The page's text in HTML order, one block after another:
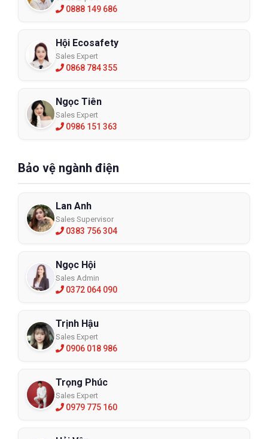
0888 149 686
Hội Ecosafety
Sales Expert
0868 784 355
Ngọc Tiên
Sales Expert
0986 151 363
Bảo vệ ngành điện
Lan Anh
Sales Supervisor
0383 756 304
Ngọc Hội
Sales Admin
0372 064 090
Trịnh Hậu
Sales Expert
0906 018 986
Trọng Phúc
Sales Expert
0979 775 160